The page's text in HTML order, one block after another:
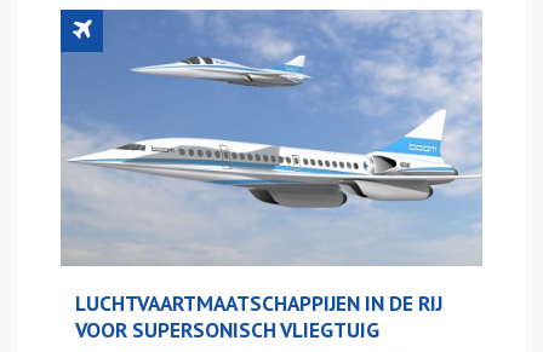
LUCHTVAARTMAATSCHAPPIJEN IN DE RIJ
VOOR SUPERSONISCH VLIEGTUIG